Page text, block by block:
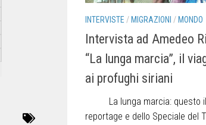
INTERVISTE / MIGRAZIONI / MONDO
Intervista ad Amedeo
“La lunga marcia”, il
ai profughi siriani
La lunga marcia: questo il
reportage e dello Speciale del